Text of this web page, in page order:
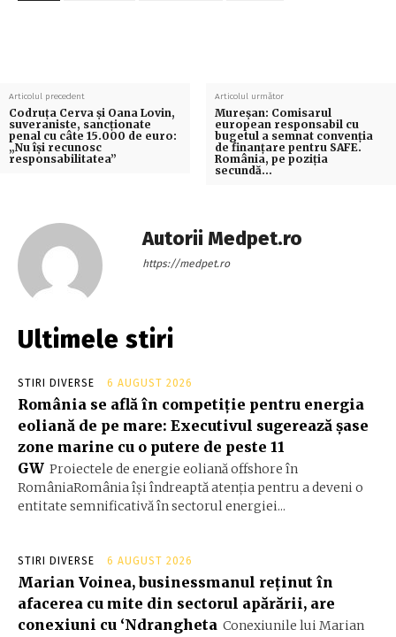
Articolul precedent
Codruța Cerva și Oana Lovin,
suveraniste, sancționate
penal cu câte 15.000 de euro:
„Nu își recunosc
responsabilitatea”
Articolul următor
Mureșan: Comisarul
european responsabil cu
bugetul a semnat convenția
de finanțare pentru SAFE.
România, pe poziția
secundă…
Autorii Medpet.ro
https://medpet.ro
Ultimele stiri
STIRI DIVERSE 6 AUGUST 2026
România se află în competiție pentru energia
eoliană de pe mare: Executivul sugerează șase
zone marine cu o putere de peste 11
GW Proiectele de energie eoliană offshore în
RomâniaRomânia își îndreaptă atenția pentru a deveni o
entitate semnificativă în sectorul energiei...
STIRI DIVERSE 6 AUGUST 2026
Marian Voinea, businessmanul reținut în
afacerea cu mite din sectorul apărării, are
conexiuni cu ‘Ndrangheta Conexiunile lui Marian